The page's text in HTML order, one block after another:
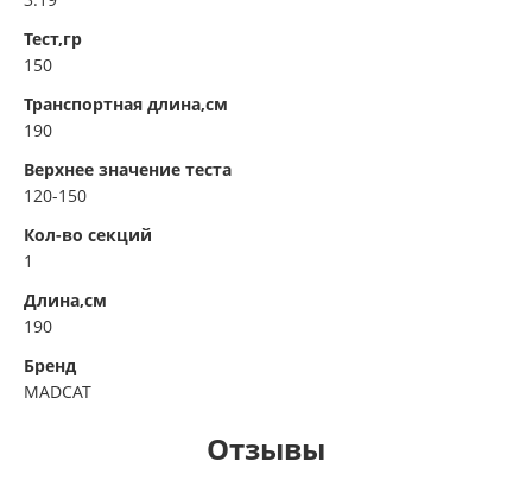
Тест,гр
150
Транспортная длина,см
190
Верхнее значение теста
120-150
Кол-во секций
1
Длина,см
190
Бренд
MADCAT
Отзывы